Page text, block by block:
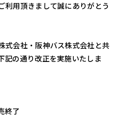
利用頂きまして誠にありがとう
式会社・阪神バス株式会社と共
記の通り改正を実施いたしま
終了